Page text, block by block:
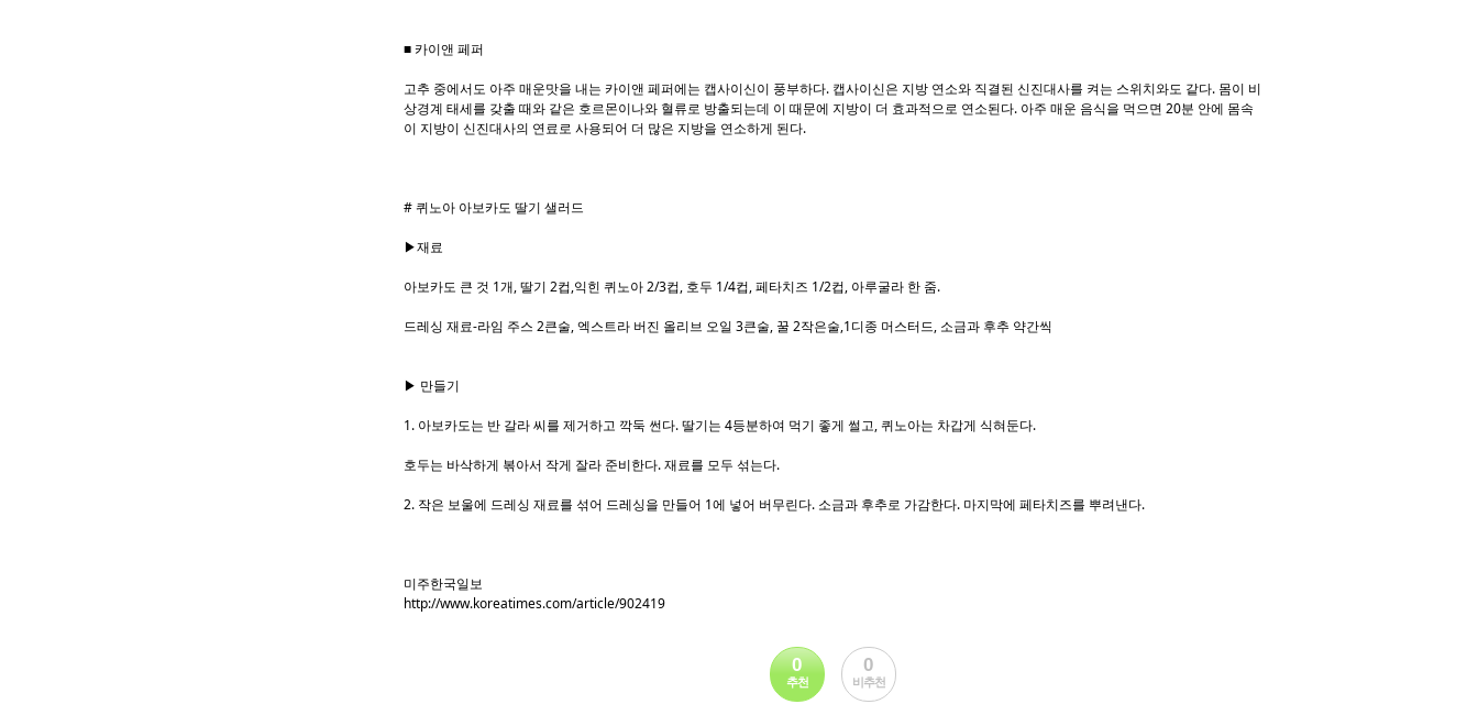
■ 카이앤 페퍼
고추 중에서도 아주 매운맛을 내는 카이앤 페퍼에는 캡사이신이 풍부하다. 캡사이신은 지방 연소와 직결된 신진대사를 켜는 스위치와도 같다. 몸이 비
상경계 태세를 갖출 때와 같은 호르몬이나와 혈류로 방출되는데 이 때문에 지방이 더 효과적으로 연소된다. 아주 매운 음식을 먹으면 20분 안에 몸속
이 지방이 신진대사의 연료로 사용되어 더 많은 지방을 연소하게 된다.
# 퀴노아 아보카도 딸기 샐러드
▶재료
아보카도 큰 것 1개, 딸기 2컵,익힌 퀴노아 2/3컵, 호두 1/4컵, 페타치즈 1/2컵, 아루굴라 한 줌.
드레싱 재료-라임 주스 2큰술, 엑스트라 버진 올리브 오일 3큰술, 꿀 2작은술,1디종 머스터드, 소금과 후추 약간씩
▶ 만들기
1. 아보카도는 반 갈라 씨를 제거하고 깍둑 썬다. 딸기는 4등분하여 먹기 좋게 썰고, 퀴노아는 차갑게 식혀둔다.
호두는 바삭하게 볶아서 작게 잘라 준비한다. 재료를 모두 섞는다.
2. 작은 보울에 드레싱 재료를 섞어 드레싱을 만들어 1에 넣어 버무린다. 소금과 후추로 가감한다. 마지막에 페타치즈를 뿌려낸다.
미주한국일보
http://www.koreatimes.com/article/902419
0
추천
0
비추천